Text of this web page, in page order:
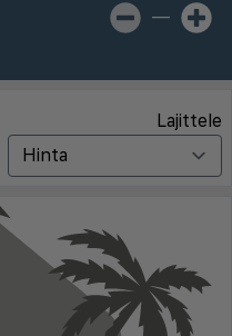
—
Lajittele